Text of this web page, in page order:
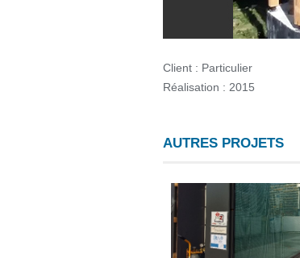
Client : Particulier
Réalisation : 2015
AUTRES PROJETS